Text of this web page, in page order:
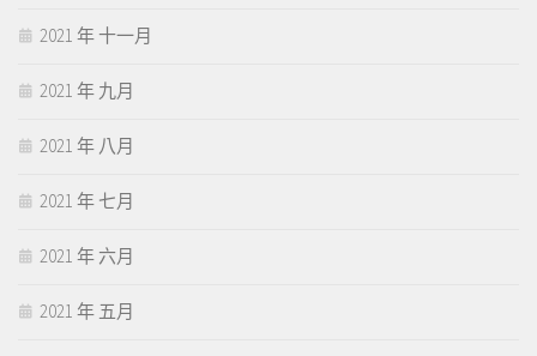
2021 年 十一月
2021 年 九月
2021 年 八月
2021 年 七月
2021 年 六月
2021 年 五月